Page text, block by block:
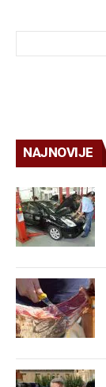
NAJNOVIJE